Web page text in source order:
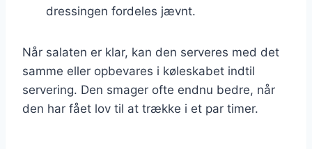
dressingen fordeles jævnt.
Når salaten er klar, kan den serveres med det
samme eller opbevares i køleskabet indtil
servering. Den smager ofte endnu bedre, når
den har fået lov til at trække i et par timer.